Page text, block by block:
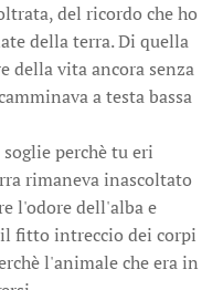
del ricordo che ho
della terra. Di quella
della vita ancora senza
a testa bassa
perchè tu eri
rimaneva inascoltato
l'odore dell'alba e
fitto intreccio dei corpi
l'animale che era in